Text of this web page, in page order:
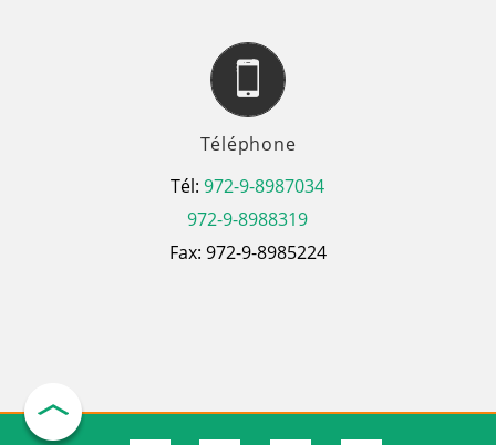
Téléphone
Tél:972-9-8987034
972-9-8988319
Fax: 972-9-8985224